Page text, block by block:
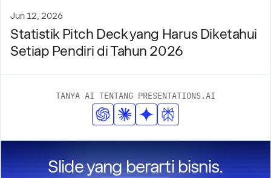
Jun 12, 2026
Statistik Pitch Deck yang Harus Diketahui
Setiap Pendiri di Tahun 2026
TANYA AI TENTANG PRESENTATIONS.AI
Slide yang berarti bisnis.